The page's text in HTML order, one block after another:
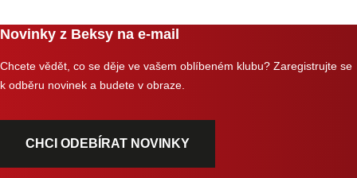
Novinky z Beksy na e-mail
Chcete vědět, co se děje ve vašem oblíbeném klubu? Zaregistrujte se
k odběru novinek a budete v obraze.
CHCI ODEBÍRAT NOVINKY